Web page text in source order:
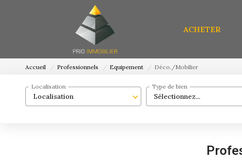
ACHETER
Accueil Professionnels Equipement Déco./Mobilier
Localisation
Localisation
Sélectionnez...
Type de bien